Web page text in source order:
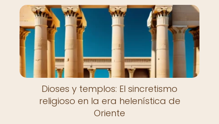
Dioses y templos: El sincretismo
religioso en la era helenística de
Oriente